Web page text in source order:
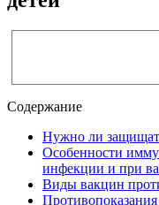
Содержание
Нужно ли
Особенности
инфекции и при
Виды вакцин
Противопоказания